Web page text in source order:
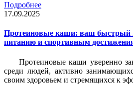
Подробнее
17.09.2025
Протеиновые каши: ваш быстрый
питанию и спортивным
Протеиновые каши уверенно
среди людей, активно
своим здоровьем и стремящихся к